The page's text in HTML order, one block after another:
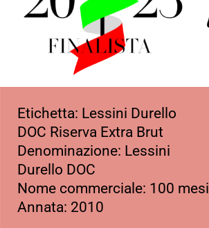
Etichetta: Lessini Durello
DOC Riserva Extra Brut
Denominazione: Lessini
Durello DOC
Nome commerciale: 100 mesi
Annata: 2010